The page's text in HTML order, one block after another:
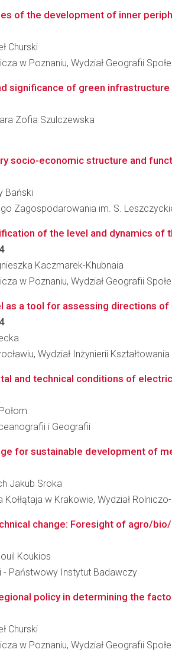
of the development of inner
Churski
w Poznaniu, Wydział Geografii
significance of green
Zofia Szulczewska
socio-economic structure and
Bański
Zagospodarowania im. S.
of the level and dynamics
Kaczmarek-Khubnaia
w Poznaniu, Wydział Geografii
as a tool for assessing directions
Wydział Inżynierii
and technical conditions of
i Geografii
for sustainable development of
Jakub Sroka
w Krakowie, Wydział
change: Foresight of agro/
Koukios
- Państwowy Instytut Badawczy
policy in determining the
Churski
w Poznaniu, Wydział Geografii